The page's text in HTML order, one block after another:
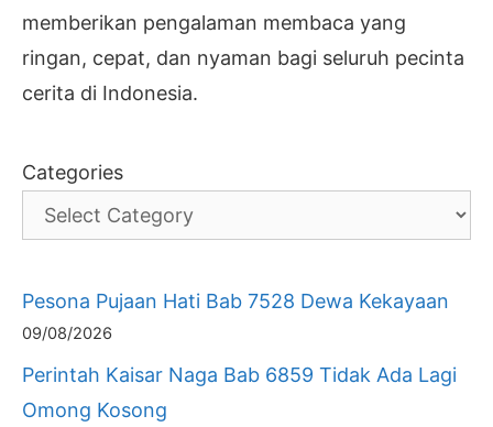
memberikan pengalaman membaca yang
ringan, cepat, dan nyaman bagi seluruh pecinta
cerita di Indonesia.
Categories
Pesona Pujaan Hati Bab 7528 Dewa Kekayaan
09/08/2026
Perintah Kaisar Naga Bab 6859 Tidak Ada Lagi
Omong Kosong